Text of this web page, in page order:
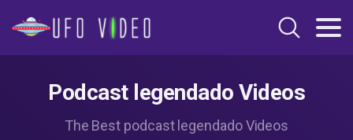
Podcast legendado Videos
The Best podcast legendado Videos